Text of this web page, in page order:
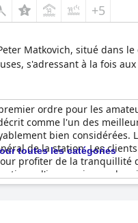
+5
Matkovich, situé dans
s'adressant à la fois
ordre pour les
comme l'un des
bien considérées.
de la station. Les
profiter de la tranquillité
d'impressionner les
toutes les catégories